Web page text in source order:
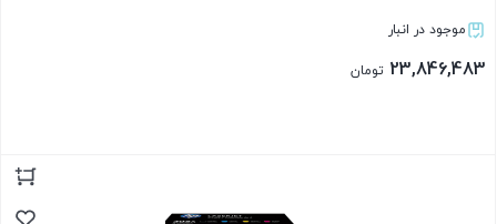
موجود در انبار
23,846,483 تومان